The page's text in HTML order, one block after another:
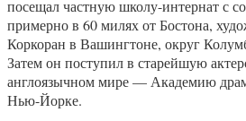
посещал частную школу-интернат с
примерно в 60 милях от Бостона,
Коркоран в Вашингтоне, округ
Затем он поступил в старейшую
англоязычном мире — Академию
Нью-Йорке.